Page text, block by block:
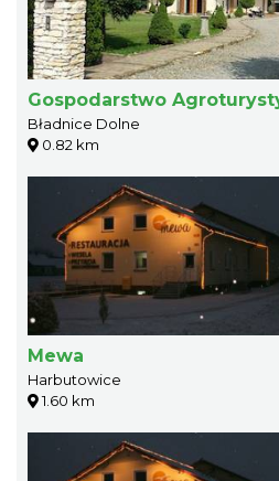
Gospodarstwo
Bładnice Dolne
0.82 km
Mewa
Harbutowice
1.60 km